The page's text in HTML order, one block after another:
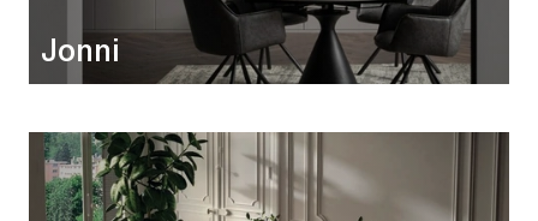
Jonni